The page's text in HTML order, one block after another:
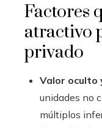
Factores
atractivo
privado
Valor oculto
unidades no
múltiplos